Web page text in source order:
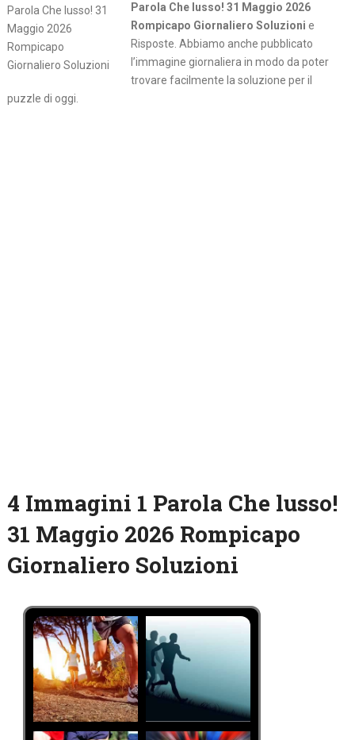
Parola Che lusso! 31 Maggio 2026
Rompicapo Giornaliero Soluzioni e
Risposte. Abbiamo anche pubblicato
l’immagine giornaliera in modo da poter
trovare facilmente la soluzione per il
puzzle di oggi.
4 Immagini 1 Parola Che lusso!
31 Maggio 2026 Rompicapo
Giornaliero Soluzioni